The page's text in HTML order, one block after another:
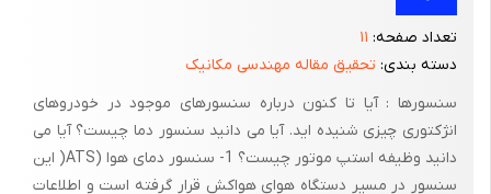
درست است پیمان اینکه NCW برای بهبود دیدگاههای کنونی ما در این
نوع از عملیات را داراست ؛ را نقض نمی کند . بنابراین نسبت به گفتن
اینکه NCW برای OOTW قابل اجرا نیست ؛ گفتن اینکه ما نمی توانیم
تعداد صفحه: ۱۱
دسته بندی: تحقیق مقاله مهندسی مکانیک
سنسورها : آیا تا کنون درباره سنسورهای موجود در خودروهای
انژکتوری چیزی شنیده اید. آیا می دانید سنسور دما چیست؟ آیا می
دانید وظیفه استپ موتور چیست؟ 1- سنسور دمای هوا (ATS( این
سنسور در مسیر دستگاه هوای هواکش قرار گرفته است و اطلاعات